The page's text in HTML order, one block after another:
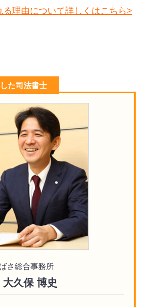
る理由について詳しくはこちら>
た司法書士
さ総合事務所
大久保 博史